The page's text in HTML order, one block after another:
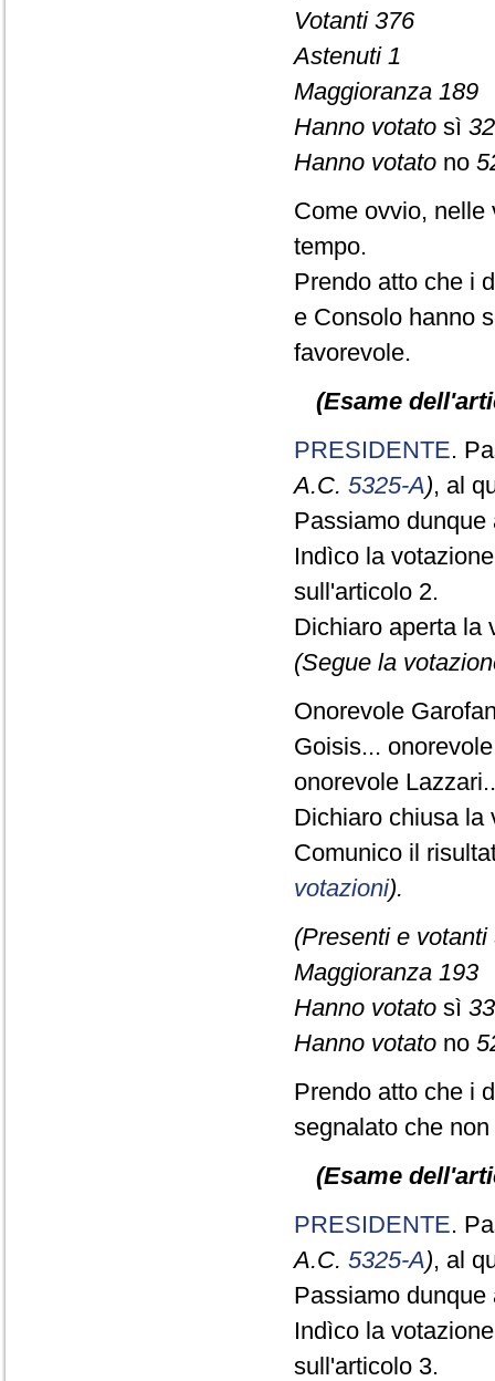
Votanti 376
Astenuti 1
Maggioranza 189
Hanno votato sì
Hanno votato no
Come ovvio, nelle
tempo.
Prendo atto che i
e Consolo hanno
favorevole.
(Esame
PRESIDENTE.
A.C. 5325-A), al
Passiamo dunque
Indìco la
sull'articolo 2.
Dichiaro aperta la
(Segue la
Onorevole
Goisis...
onorevole
Dichiaro chiusa la
Comunico il
votazioni).
(Presenti e votanti
Maggioranza 193
Hanno votato sì
Hanno votato no
Prendo atto che i
segnalato che
(Esame
PRESIDENTE.
A.C. 5325-A), al
Passiamo dunque
Indìco la
sull'articolo 3.